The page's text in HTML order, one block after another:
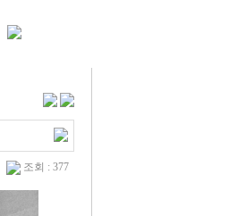
조회 : 377